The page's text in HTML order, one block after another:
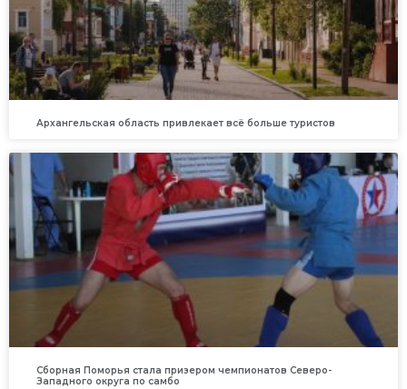
Архангельская область привлекает всё больше туристов
Сборная Поморья стала призером чемпионатов Северо-
Западного округа по самбо